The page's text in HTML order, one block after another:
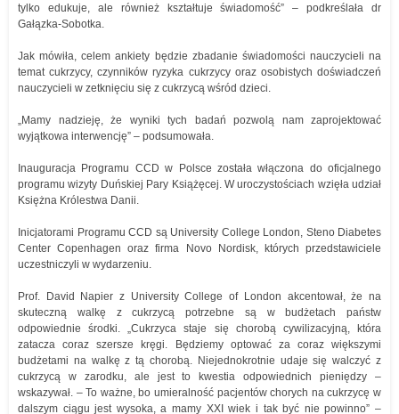
tylko edukuje, ale również kształtuje świadomość” – podkreślała dr
Gałązka-Sobotka.
Jak mówiła, celem ankiety będzie zbadanie świadomości nauczycieli na
temat cukrzycy, czynników ryzyka cukrzycy oraz osobistych doświadczeń
nauczycieli w zetknięciu się z cukrzycą wśród dzieci.
„Mamy nadzieję, że wyniki tych badań pozwolą nam zaprojektować
wyjątkowa interwencję” – podsumowała.
Inauguracja Programu CCD w Polsce została włączona do oficjalnego
programu wizyty Duńskiej Pary Książęcej. W uroczystościach wzięła udział
Księżna Królestwa Danii.
Inicjatorami Programu CCD są University College London, Steno Diabetes
Center Copenhagen oraz firma Novo Nordisk, których przedstawiciele
uczestniczyli w wydarzeniu.
Prof. David Napier z University College of London akcentował, że na
skuteczną walkę z cukrzycą potrzebne są w budżetach państw
odpowiednie środki. „Cukrzyca staje się chorobą cywilizacyjną, która
zatacza coraz szersze kręgi. Będziemy optować za coraz większymi
budżetami na walkę z tą chorobą. Niejednokrotnie udaje się walczyć z
cukrzycą w zarodku, ale jest to kwestia odpowiednich pieniędzy –
wskazywał. – To ważne, bo umieralność pacjentów chorych na cukrzycę w
dalszym ciągu jest wysoka, a mamy XXI wiek i tak być nie powinno” –